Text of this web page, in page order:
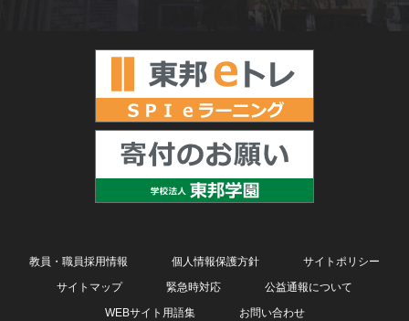
教員・職員採用情報 個人情報保護方針
サイトポリシー
サイトマップ
緊急時対応
公益通報について
WEBサイト用語集
お問い合わせ